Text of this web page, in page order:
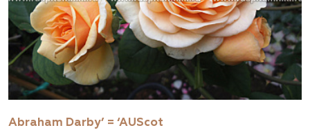
Abraham Darby’ = ‘AUScot